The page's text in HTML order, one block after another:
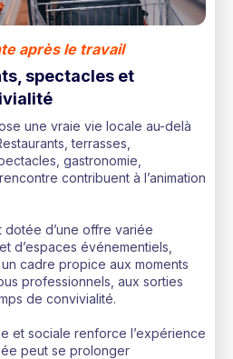
après le travail
spectacles et
une vraie vie locale au-delà
terrasses,
gastronomie,
contribuent à l’animation
d’une offre variée
d’espaces événementiels,
cadre propice aux moments
professionnels, aux sorties
de convivialité.
et sociale renforce l’expérience
peut se prolonger